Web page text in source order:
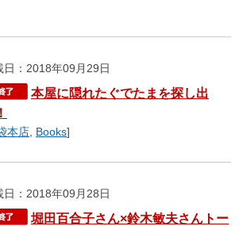
日：2018年09月29日
本屋に隠れたぐでたまを探し出
本店 Books]
日：2018年09月28日
堀田百合子さん×鈴木敏夫さんトー